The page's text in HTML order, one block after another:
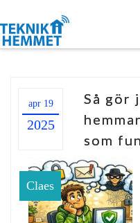
apr 19
2025
Så gör
som
Claes